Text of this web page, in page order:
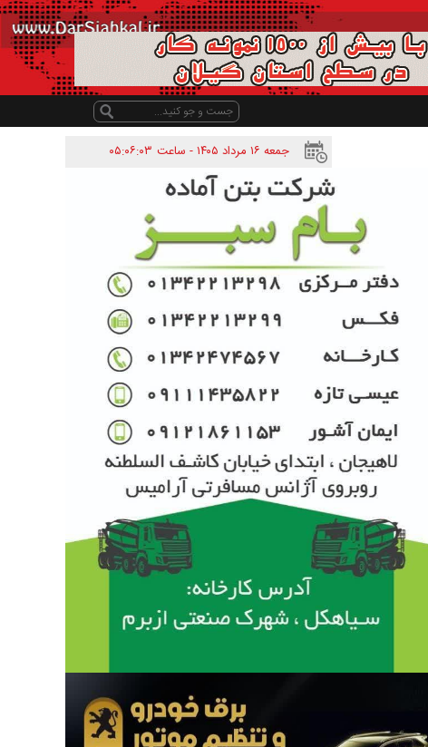
جمعه ۱۶ مرداد ۱۴۰۵ - ساعت
۰۵:۰۶:۰۳